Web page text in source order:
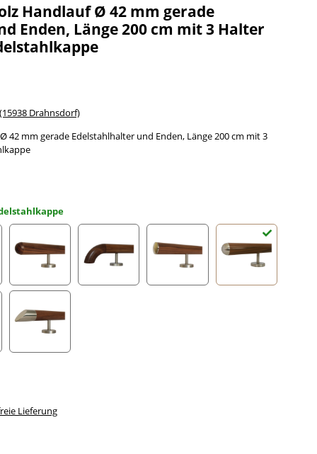
Handlauf Ø 42 mm gerade
Enden, Länge 200 cm mit 3 Halter
Drahnsdorf)
42 mm gerade Edelstahlhalter und Enden, Länge 200 cm mit 3
Halbkugel gefräst
Lieferung